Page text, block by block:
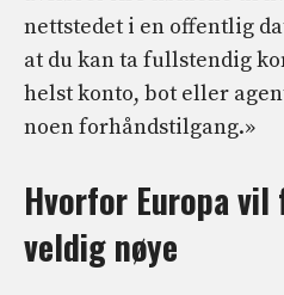
nettstedet i en offentlig
at du kan ta fullstendig
helst konto, bot eller
noen forhåndstilgang.»
Hvorfor Europa
veldig nøye